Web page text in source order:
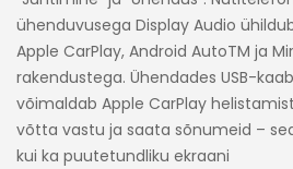
ühenduvusega Display Audio
Apple CarPlay, Android AutoTM ja
rakendustega. Ühendades USB-
võimaldab Apple CarPlay
võtta vastu ja saata sõnumeid –
kui ka puutetundliku ekraani